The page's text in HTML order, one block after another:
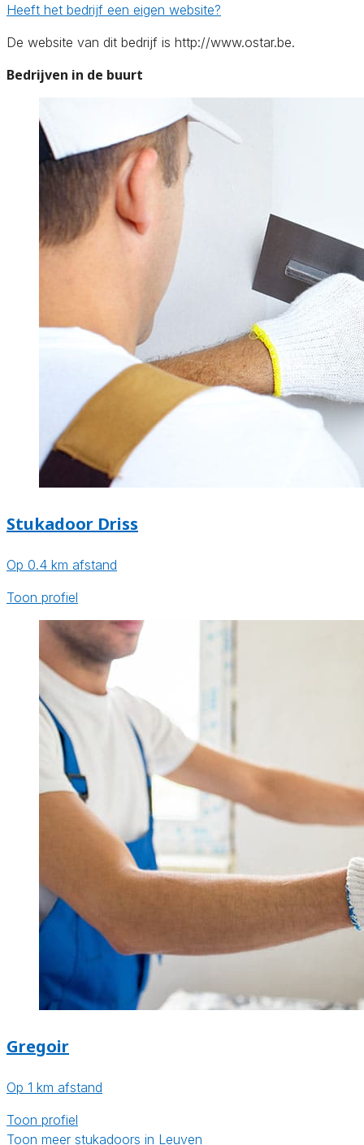
Heeft het bedrijf een eigen website?
De website van dit bedrijf is http://www.ostar.be.
Bedrijven in de buurt
Stukadoor Driss
Op 0.4 km afstand
Toon profiel
Gregoir
Op 1 km afstand
Toon profiel
Toon meer stukadoors in Leuven